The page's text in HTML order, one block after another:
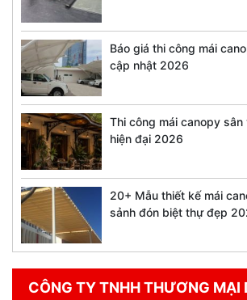
Báo giá thi công mái
cập nhật 2026
Thi công mái canopy
hiện đại 2026
20+ Mẫu thiết kế mái
sảnh đón biệt thự đẹp
CÔNG TY TNHH THƯƠNG MẠI